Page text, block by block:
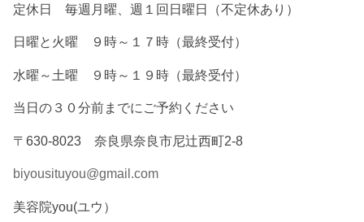
定休日 毎週月曜、週１回日曜日（不定休あり）
日曜と火曜 ９時～１７時（最終受付）
水曜～土曜 ９時～１９時（最終受付）
当日の３０分前までにご予約ください
〒630-8023 奈良県奈良市尼辻西町2-8
biyousituyou@gmail.com
美容院you(ユウ）